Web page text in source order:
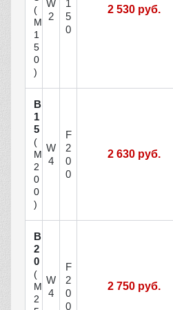
(
М
1
5
0
)
W
2
1
5
0
2 530 руб.
В
1
5
(
М
2
0
0
)
W
4
F
2
0
0
2 630 руб.
В
2
0
(
М
2
W
4
F
2
0
0
2 750 руб.